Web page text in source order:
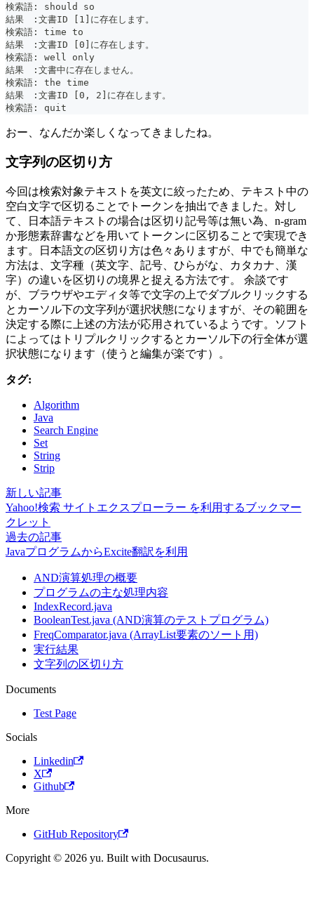
検索語: should so
結果　:文書ID [1]に存在します。
検索語: time to
結果　:文書ID [0]に存在します。
検索語: well only
結果　:文書中に存在しません。
検索語: the time
結果　:文書ID [0, 2]に存在します。
検索語: quit
おー、なんだか楽しくなってきましたね。
文字列の区切り方
今回は検索対象テキストを英文に絞ったため、テキスト中の
空白文字で区切ることでトークンを抽出できました。対し
て、日本語テキストの場合は区切り記号等は無い為、n-gram
か形態素辞書などを用いてトークンに区切ることで実現でき
ます。日本語文の区切り方は色々ありますが、中でも簡単な
方法は、文字種（英文字、記号、ひらがな、カタカナ、漢
字）の違いを区切りの境界と捉える方法です。 余談です
が、ブラウザやエディタ等で文字の上でダブルクリックする
とカーソル下の文字列が選択状態になりますが、その範囲を
決定する際に上述の方法が応用されているようです。ソフト
によってはトリプルクリックするとカーソル下の行全体が選
択状態になります（使うと編集が楽です）。
タグ:
Algorithm
Java
Search Engine
Set
String
Strip
新しい記事
Yahoo!検索 サイトエクスプローラー を利用するブックマー
クレット
過去の記事
JavaプログラムからExcite翻訳を利用
AND演算処理の概要
プログラムの主な処理内容
IndexRecord.java
BooleanTest.java (AND演算のテストプログラム)
FreqComparator.java (ArrayList要素のソート用)
実行結果
文字列の区切り方
Documents
Test Page
Socials
Linkedin
X
Github
More
GitHub Repository
Copyright © 2026 yu. Built with Docusaurus.